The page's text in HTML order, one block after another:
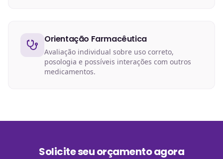
Orientação Farmacêutica
Avaliação individual sobre uso correto,
posologia e possíveis interações com outros
medicamentos.
Solicite seu orçamento agora